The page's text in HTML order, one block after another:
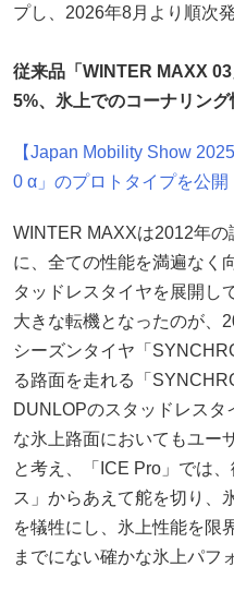
プし、2026年8月より順次発
従来品「WINTER MAXX
5%、氷上でのコーナリング
【Japan Mobility Show
0 α」のプロトタイプを公開
WINTER MAXXは2012年
に、全ての性能を満遍なく
タッドレスタイヤを展開し
大きな転機となったのが、
シーズンタイヤ「
る路面を走れる「
DUNLOPのスタッドレス
な氷上路面においてもユー
と考え、「ICE Pro」では
ス」からあえて舵を切り、
を犠牲にし、氷上性能を限
までにない確かな氷上パフ